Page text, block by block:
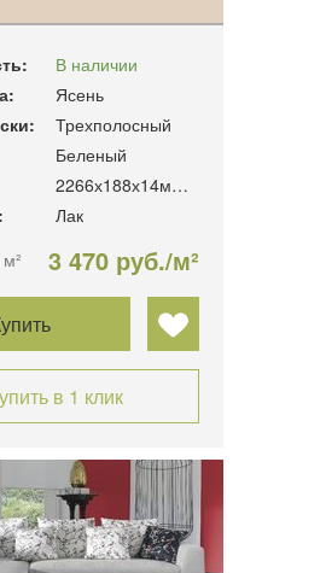
В наличии
Ясень
Трехполосный
Беленый
2266х188х14мм. 3.41м2/уп
Лак
м²
3 470 руб./м²
в 1 клик